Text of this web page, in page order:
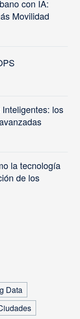
con IA:
Movilidad
los
la tecnología
de los
Data